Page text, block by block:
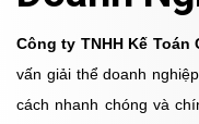
Công ty TNHH Kế Toán
vấn giải thể doanh
cách nhanh chóng và